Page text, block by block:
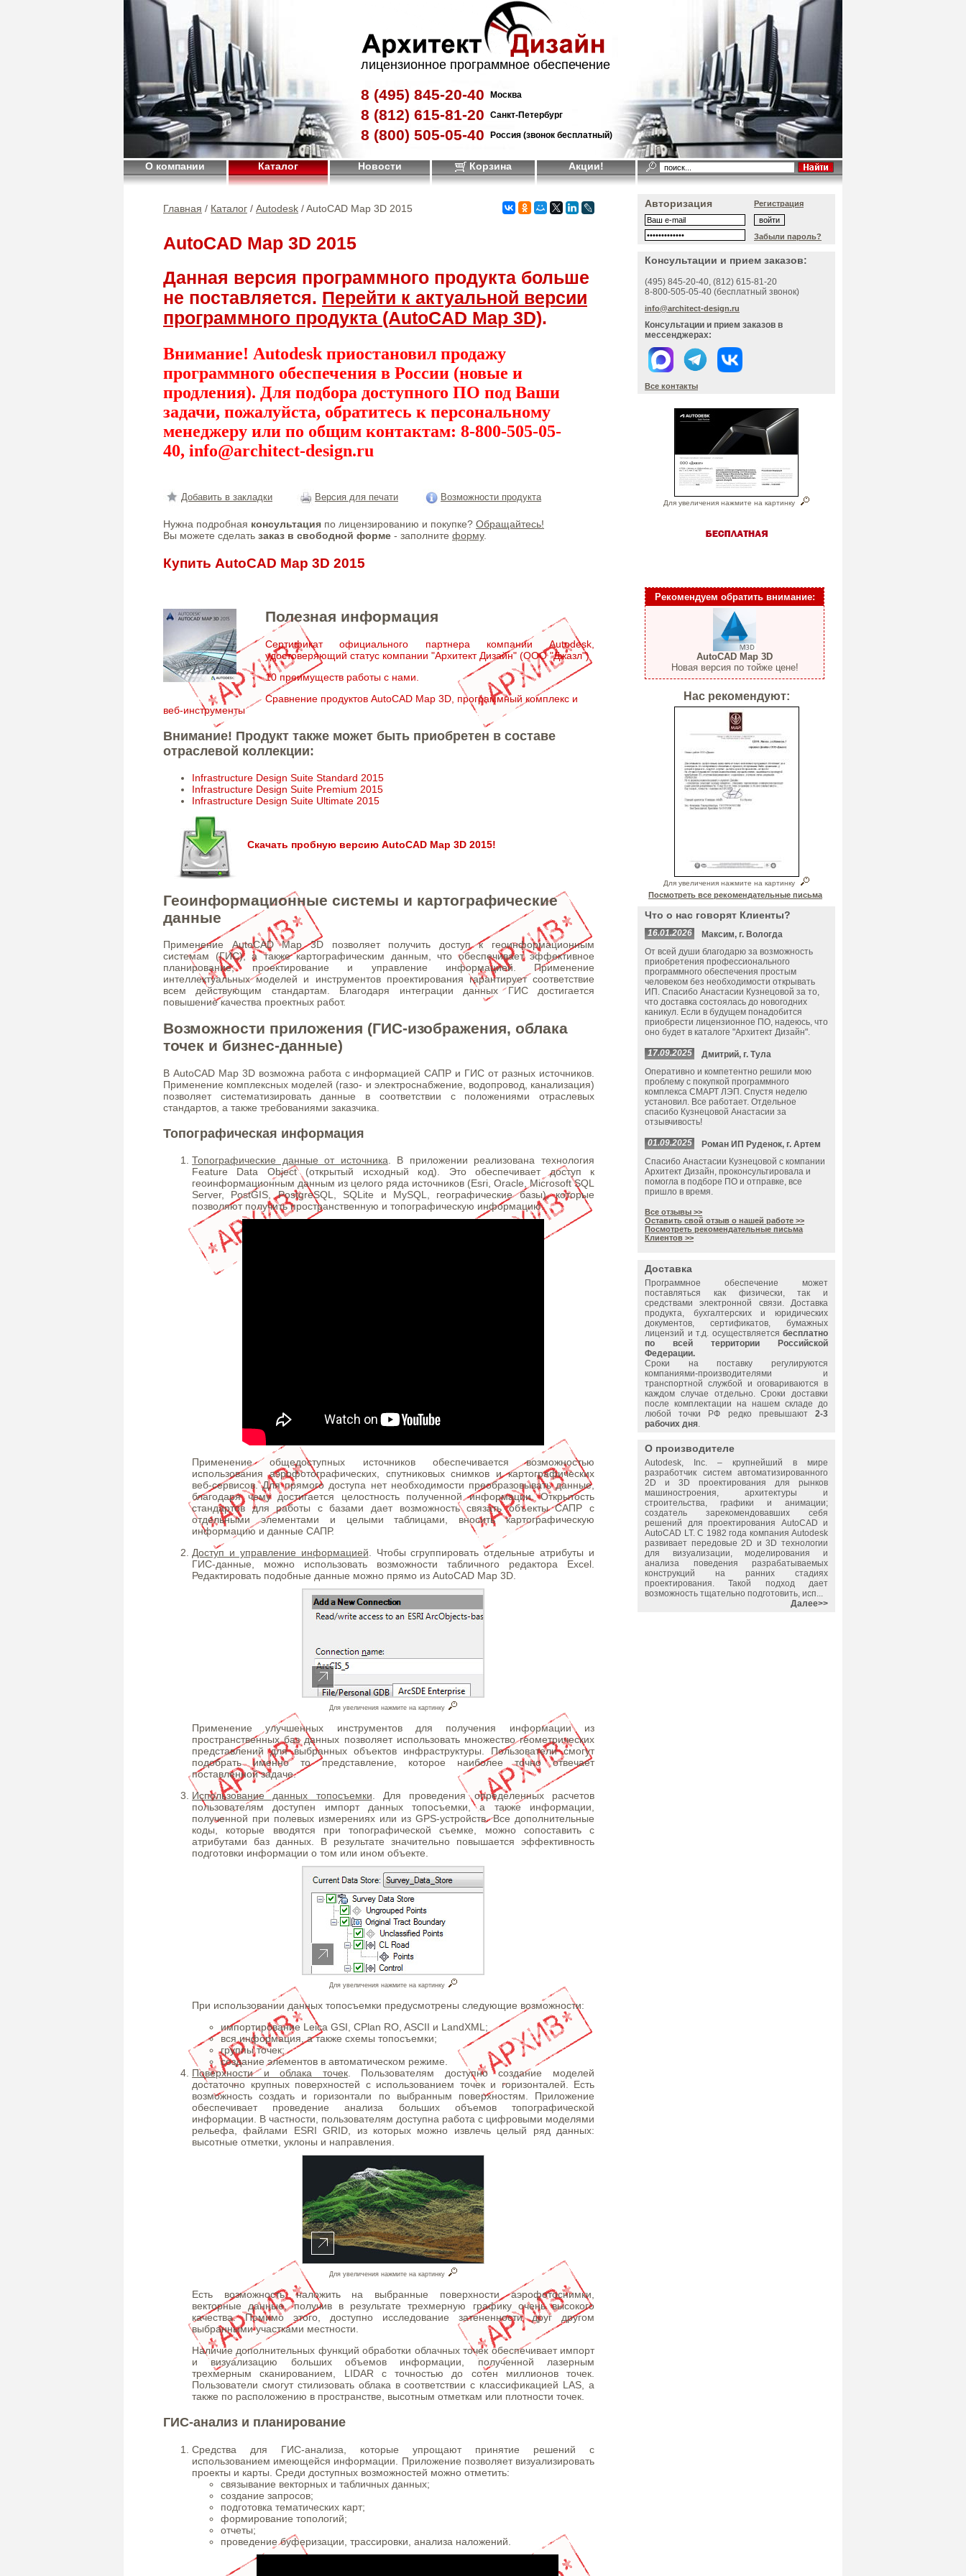
лицензионное программное обеспечение
8 (495) 845-20-40 Москва
8 (812) 615-81-20 Санкт-Петербург
8 (800) 505-05-40 Россия (звонок бесплатный)
О компании Каталог Новости Корзина Акции!
Главная / Каталог / Autodesk / AutoCAD Map 3D 2015
AutoCAD Map 3D 2015
Данная версия программного продукта больше
не поставляется. Перейти к актуальной версии
программного продукта (AutoCAD Map 3D).
Внимание! Autodesk приостановил продажу
программного обеспечения в России (новые и
продления). Для подбора доступного ПО под Ваши
задачи, пожалуйста, обратитесь к персональному
менеджеру или по общим контактам: 8-800-505-05-
40, info@architect-design.ru
Добавить в закладки Версия для печати Возможности продукта
Нужна подробная консультация по лицензированию и покупке? Обращайтесь!
Вы можете сделать заказ в свободной форме - заполните форму.
Купить AutoCAD Map 3D 2015
Полезная информация
Сертификат официального партнера компании Autodesk,
удостоверяющий статус компании "Архитект Дизайн" (ООО "Джазл")
10 преимуществ работы с нами.
Сравнение продуктов AutoCAD Map 3D, программный комплекс и
веб-инструменты
Внимание! Продукт также может быть приобретен в составе
отраслевой коллекции:
Infrastructure Design Suite Standard 2015
Infrastructure Design Suite Premium 2015
Infrastructure Design Suite Ultimate 2015
Скачать пробную версию AutoCAD Map 3D 2015!
Геоинформационные системы и картографические
данные
Применение AutoCAD Map 3D позволяет получить доступ к геоинформационным
системам (ГИС), а также картографическим данным, что обеспечивает эффективное
планирование, проектирование и управление информацией. Применение
интеллектуальных моделей и инструментов проектирования гарантирует соответствие
всем действующим стандартам. Благодаря интеграции данных ГИС достигается
повышение качества проектных работ.
Возможности приложения (ГИС-изображения, облака
точек и бизнес-данные)
В AutoCAD Map 3D возможна работа с информацией САПР и ГИС от разных источников.
Применение комплексных моделей (газо- и электроснабжение, водопровод, канализация)
позволяет систематизировать данные в соответствии с положениями отраслевых
стандартов, а также требованиями заказчика.
Топографическая информация
Топографические данные от источника. В приложении реализована технология
Feature Data Object (открытый исходный код). Это обеспечивает доступ к
геоинформационным данным из целого ряда источников (Esri, Oracle, Microsoft SQL
Server, PostGIS, PostgreSQL, SQLite и MySQL, географические базы), которые
позволяют получить пространственную и топографическую информацию.
Применение общедоступных источников обеспечивается возможностью
использования аэрофотографических, спутниковых снимков и картографических
веб-сервисов. Для прямого доступа нет необходимости преобразовывать данные,
благодаря чему достигается целостность полученной информации. Открытость
стандартов для работы с базами дает возможность связать объекты САПР с
отдельными элементами и целыми таблицами, вносить картографическую
информацию и данные САПР.
Доступ и управление информацией. Чтобы сгруппировать отдельные атрибуты и
ГИС-данные, можно использовать возможности табличного редактора Excel.
Редактировать подобные данные можно прямо из AutoCAD Map 3D.
Для увеличения нажмите на картинку
Применение улучшенных инструментов для получения информации из
пространственных баз данных позволяет использовать множество геометрических
представлений для выбранных объектов инфраструктуры. Пользователи смогут
подобрать именно то представление, которое наиболее точно отвечает
поставленной задаче.
Использование данных топосъемки. Для проведения определенных расчетов
пользователям доступен импорт данных топосъемки, а также информации,
полученной при полевых измерениях или из GPS-устройств. Все дополнительные
коды, которые вводятся при топографической съемке, можно сопоставить с
атрибутами баз данных. В результате значительно повышается эффективность
подготовки информации о том или ином объекте.
Для увеличения нажмите на картинку
При использовании данных топосъемки предусмотрены следующие возможности:
импортирование Leica GSI, CPlan RO, ASCII и LandXML;
вся информация, а также схемы топосъемки;
группы точек;
создание элементов в автоматическом режиме.
Поверхности и облака точек. Пользователям доступно создание моделей
достаточно крупных поверхностей с использованием точек и горизонталей. Есть
возможность создать и горизонтали по выбранным поверхностям. Приложение
обеспечивает проведение анализа больших объемов топографической
информации. В частности, пользователям доступна работа с цифровыми моделями
рельефа, файлами ESRI GRID, из которых можно извлечь целый ряд данных:
высотные отметки, уклоны и направления.
Для увеличения нажмите на картинку
Есть возможность наложить на выбранные поверхности аэрофотоснимки,
векторные данные, получив в результате трехмерную графику очень высокого
качества. Помимо этого, доступно исследование затененности друг другом
выбранными участками местности.
Наличие дополнительных функций обработки облачных точек обеспечивает импорт
и визуализацию больших объемов информации, полученной лазерным
трехмерным сканированием, LIDAR с точностью до сотен миллионов точек.
Пользователи смогут стилизовать облака в соответствии с классификацией LAS, а
также по расположению в пространстве, высотным отметкам или плотности точек.
ГИС-анализ и планирование
Средства для ГИС-анализа, которые упрощают принятие решений с
использованием имеющейся информации. Приложение позволяет визуализировать
проекты и карты. Среди доступных возможностей можно отметить:
связывание векторных и табличных данных;
создание запросов;
подготовка тематических карт;
формирование топологий;
отчеты;
проведение буферизации, трассировки, анализа наложений.
Авторизация Регистрация
Забыли пароль?
Консультации и прием заказов:
(495) 845-20-40, (812) 615-81-20
8-800-505-05-40 (бесплатный звонок)
info@architect-design.ru
Консультации и прием заказов в
мессенджерах:
Все контакты
Для увеличения нажмите на картинку
Рекомендуем обратить внимание:
AutoCAD Map 3D
Новая версия по тойже цене!
Нас рекомендуют:
Для увеличения нажмите на картинку
Посмотреть все рекомендательные письма
Что о нас говорят Клиенты?
16.01.2026
Максим, г. Вологда
От всей души благодарю за возможность
приобретения профессионального
программного обеспечения простым
человеком без необходимости открывать
ИП. Спасибо Анастасии Кузнецовой за то,
что доставка состоялась до новогодних
каникул. Если в будущем понадобится
приобрести лицензионное ПО, надеюсь, что
оно будет в каталоге "Архитект Дизайн".
17.09.2025
Дмитрий, г. Тула
Оперативно и компетентно решили мою
проблему с покупкой программного
комплекса СМАРТ ЛЭП. Спустя неделю
установил. Все работает. Отдельное
спасибо Кузнецовой Анастасии за
отзывчивость!
01.09.2025
Роман ИП Руденок, г. Артем
Спасибо Анастасии Кузнецовой с компании
Архитект Дизайн, проконсультировала и
помогла в подборе ПО и отправке, все
пришло в время.
Все отзывы >>
Оставить свой отзыв о нашей работе >>
Посмотреть рекомендательные письма
Клиентов >>
Доставка
Программное обеспечение может
поставляться как физически, так и
средствами электронной связи. Доставка
продукта, бухгалтерских и юридических
документов, сертификатов, бумажных
лицензий и т.д. осуществляется бесплатно
по всей территории Российской
Федерации.
Сроки на поставку регулируются
компаниями-производителями и
транспортной службой и оговариваются в
каждом случае отдельно. Сроки доставки
после комплектации на нашем складе до
любой точки РФ редко превышают 2-3
рабочих дня.
О производителе
Autodesk, Inc. – крупнейший в мире
разработчик систем автоматизированного
2D и 3D проектирования для рынков
машиностроения, архитектуры и
строительства, графики и анимации;
создатель зарекомендовавших себя
решений для проектирования AutoCAD и
AutoCAD LT. С 1982 года компания Autodesk
развивает передовые 2D и 3D технологии
для визуализации, моделирования и
анализа поведения разрабатываемых
конструкций на ранних стадиях
проектирования. Такой подход дает
возможность тщательно подготовить, исп...
Далее>>